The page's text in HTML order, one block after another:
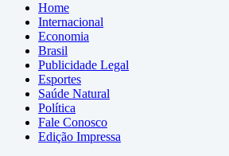
Home
Internacional
Economia
Brasil
Publicidade Legal
Esportes
Saúde Natural
Política
Fale Conosco
Edição Impressa